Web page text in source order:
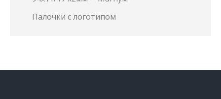
Палочки с логотипом